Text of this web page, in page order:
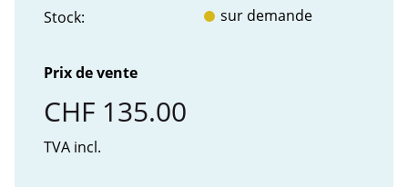
Stock:
sur demande
Prix de vente
CHF 135.00
TVA incl.